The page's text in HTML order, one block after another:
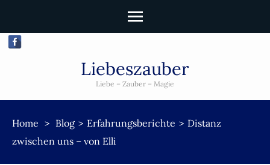
Liebeszauber
Liebe – Zauber – Magie
Home > Blog > Erfahrungsberichte > Distanz
zwischen uns – von Elli